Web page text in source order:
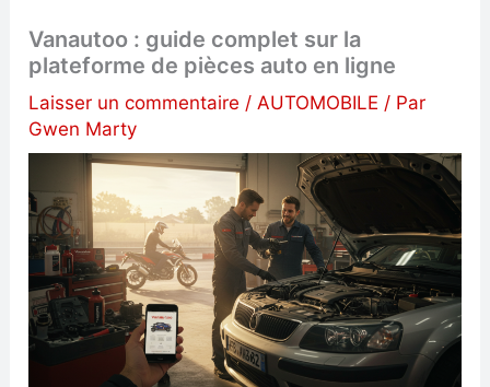
Vanautoo : guide complet sur la
plateforme de pièces auto en ligne
Laisser un commentaire /AUTOMOBILE / Par
Gwen Marty